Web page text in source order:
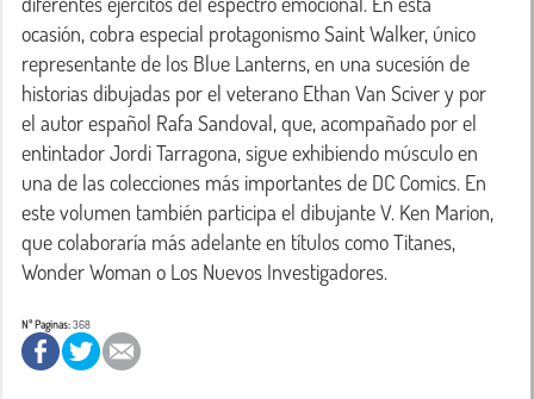
ocasión, cobra especial protagonismo Saint Walker, único
representante de los Blue Lanterns, en una sucesión de
historias dibujadas por el veterano Ethan Van Sciver y por
el autor español Rafa Sandoval, que, acompañado por el
entintador Jordi Tarragona, sigue exhibiendo músculo en
una de las colecciones más importantes de DC Comics. En
este volumen también participa el dibujante V. Ken Marion,
que colaboraría más adelante en títulos como Titanes,
Wonder Woman o Los Nuevos Investigadores.
Nº Paginas:368